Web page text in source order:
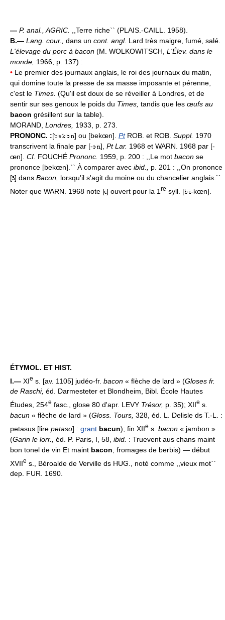
— P. anal., AGRIC.
,,Terre riche`` (PLAIS.-CAILL. 1958).
B.— Lang. cour., dans un cont. angl. Lard très maigre, fumé, salé.
L'élevage du porc à bacon (M. WOLKOWITSCH, L'Élev. dans le
monde, 1966, p. 137) :
• Le premier des journaux anglais, le roi des journaux du matin,
qui domine toute la presse de sa masse imposante et pérenne,
c'est le Times. (Qu'il est doux de se réveiller à Londres, et de
sentir sur ses genoux le poids du Times, tandis que les œufs au
bacon grésillent sur la table).
MORAND, Londres, 1933, p. 273.
PRONONC. :[ ] ou [bekœn]. PtROB. et ROB. Suppl. 1970
transcrivent la finale par [-
], Pt Lar. 1968 et WARN. 1968 par [-
œn]. Cf. FOUCHÉ Prononc. 1959, p. 200 : ,,Le mot bacon se
prononce [bekœn].`` À comparer avec ibid., p. 201 : ,,On prononce
[ ] dans Bacon, lorsqu'il s'agit du moine ou du chancelier anglais.``
Noter que WARN. 1968 note [ ] ouvert pour la 1 re syll. [ -kœn].
ÉTYMOL. ET HIST.
I.— XIe s. [av. 1105] judéo-fr. bacon « flèche de lard » (Gloses fr.
de Raschi, éd. Darmesteter et Blondheim, Bibl. École Hautes
Études, 254e fasc., glose 80 d'apr. LEVY Trésor, p. 35); XIIe s.
bacun « flèche de lard » (Gloss. Tours, 328, éd. L. Delisle ds T.-L. :
petasus [lire petaso] : grant bacun); fin XIIe s. bacon « jambon »
(Garin le lorr., éd. P. Paris, I, 58, ibid. : Truevent aus chans maint
bon tonel de vin Et maint bacon , fromages de berbis) — début
XVIIe s., Béroalde de Verville ds HUG., noté comme ,,vieux mot``
dep. FUR. 1690.